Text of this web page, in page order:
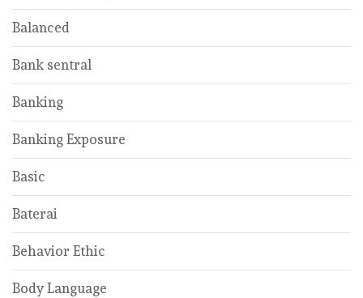
Balanced
Bank sentral
Banking
Banking Exposure
Basic
Baterai
Behavior Ethic
Body Language